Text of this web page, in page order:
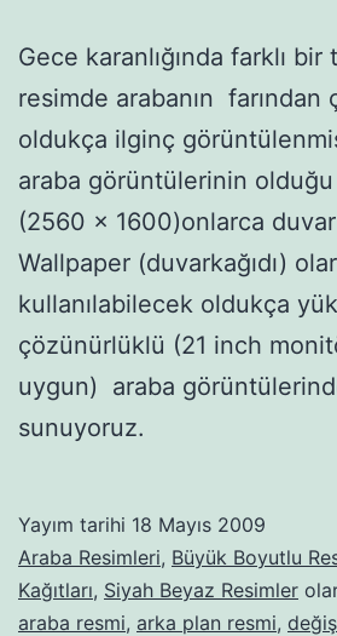
Gece karanlığında farklı
resimde arabanın farından
oldukça ilginç
araba görüntülerinin
(2560 x 1600)onlarca duvar
Wallpaper (duvarkağıdı)
kullanılabilecek oldukça
çözünürlüklü (21 inch
uygun) araba
sunuyoruz.
Yayım tarihi 18 Mayıs 2009
Araba Resimleri, Büyük Boyutlu
Kağıtları, Siyah Beyaz Resimler
araba resmi, arka plan resmi,